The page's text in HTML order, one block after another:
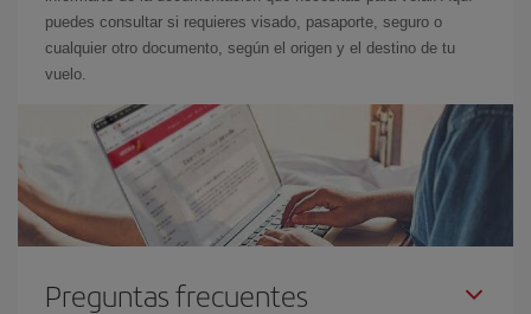
puedes consultar si requieres visado, pasaporte, seguro o
cualquier otro documento, según el origen y el destino de tu
vuelo.
Preguntas frecuentes